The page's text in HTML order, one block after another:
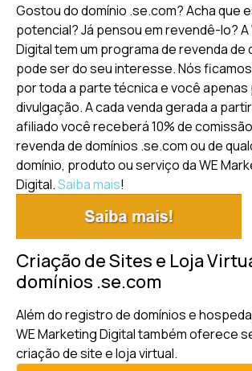
Gostou do domínio .se.com? Acha que
potencial? Já pensou em revendê-lo? A
Digital tem um programa de revenda de
pode ser do seu interesse. Nós
por toda a parte técnica e você apenas
divulgação. A cada venda gerada a
afiliado você receberá 10% de
revenda de domínios .se.com ou de
domínio, produto ou serviço da WE
Digital.Saiba mais!
Criação de Sites e Loja
domínios .se.com
Além do registro de domínios e
WE Marketing Digital também oferece
criação de site e loja virtual.